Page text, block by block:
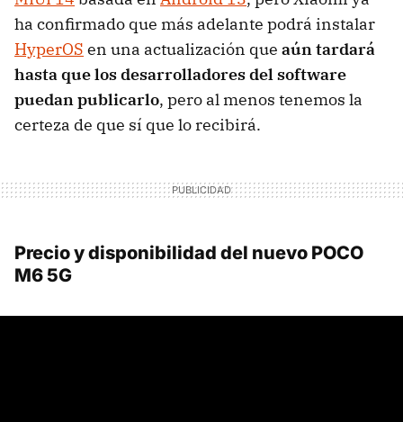
ha confirmado que más adelante podrá instalar
HyperOS en una actualización que aún tardará
hasta que los desarrolladores del software
puedan publicarlo, pero al menos tenemos la
certeza de que sí que lo recibirá.
Precio y disponibilidad del nuevo POCO
M6 5G